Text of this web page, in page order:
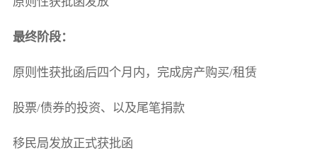
最终阶段：
原则性获批函后四个月内，完成房产购买/租赁
股票/债券的投资、以及尾笔捐款
移民局发放正式获批函